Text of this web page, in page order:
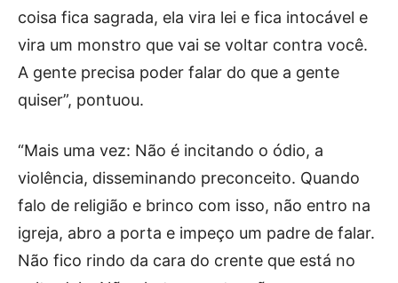
coisa fica sagrada, ela vira lei e fica intocável e
vira um monstro que vai se voltar contra você.
A gente precisa poder falar do que a gente
quiser”, pontuou.
“Mais uma vez: Não é incitando o ódio, a
violência, disseminando preconceito. Quando
falo de religião e brinco com isso, não entro na
igreja, abro a porta e impeço um padre de falar.
Não fico rindo da cara do crente que está no